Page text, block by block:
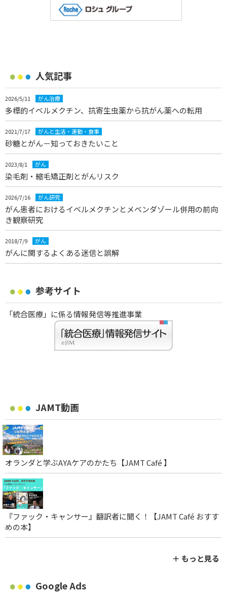
人気記事
2026/5/11 がん治療
多標的イベルメクチン、抗寄生虫薬から抗がん薬への転用
2021/7/17 がんと生活・運動・食事
砂糖とがん－知っておきたいこと
2023/8/1 がん
染毛剤・縮毛矯正剤とがんリスク
2026/7/16 がん研究
がん患者におけるイベルメクチンとメベンダゾール併用の前向
き観察研究
2018/7/9 がん
がんに関するよくある迷信と誤解
参考サイト
「統合医療」に係る情報発信等推進事業
JAMT動画
オランダと学ぶAYAケアのかたち【JAMT Café 】
『ファック・キャンサー』翻訳者に聞く！【JAMT Café おすす
めの本】
＋ もっと見る
Google Ads